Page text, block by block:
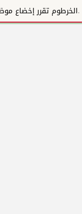
الخرطوم تقرر إخضاع